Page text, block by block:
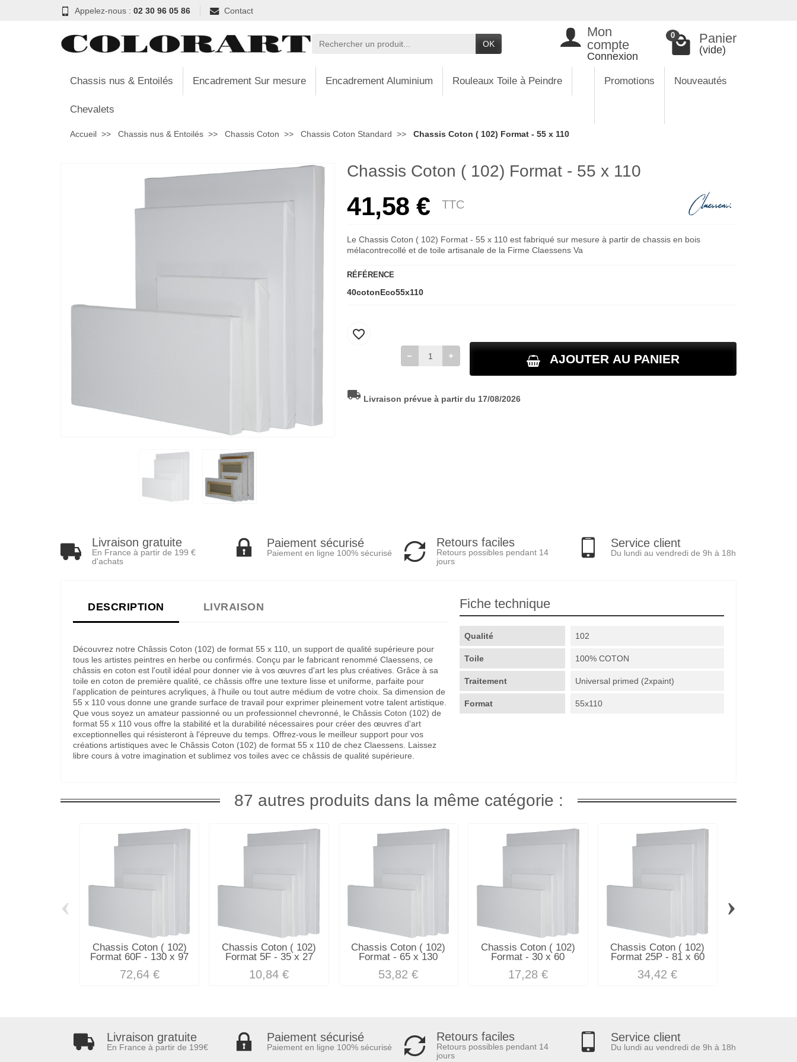
Appelez-nous : 02 30 96 05 86 Contact
OK
Mon
compte
Connexion
0 Panier
(vide)
Chassis nus & Entoilés Encadrement Sur mesure Encadrement Aluminium Rouleaux Toile à Peindre
Chevalets
Promotions Nouveautés
Accueil Chassis nus & Entoilés Chassis Coton Chassis Coton Standard Chassis Coton ( 102) Format - 55 x 110
Chassis Coton ( 102) Format - 55 x 110
41,58 € TTC
Le Chassis Coton ( 102) Format - 55 x 110 est fabriqué sur mesure à partir de chassis en bois
mélacontrecollé et de toile artisanale de la Firme Claessens Va
RÉFÉRENCE
40cotonEco55x110
AJOUTER AU PANIER
favorite_border
local_shipping Livraison prévue à partir du 17/08/2026
Livraison gratuite
En France à partir de 199 €
d'achats
Paiement sécurisé
Paiement en ligne 100% sécurisé
Retours faciles
Retours possibles pendant 14
jours
Service client
Du lundi au vendredi de 9h à 18h
DESCRIPTION LIVRAISON
Découvrez notre Châssis Coton (102) de format 55 x 110, un support de qualité supérieure pour
tous les artistes peintres en herbe ou confirmés. Conçu par le fabricant renommé Claessens, ce
châssis en coton est l'outil idéal pour donner vie à vos œuvres d'art les plus créatives. Grâce à sa
toile en coton de première qualité, ce châssis offre une texture lisse et uniforme, parfaite pour
l'application de peintures acryliques, à l'huile ou tout autre médium de votre choix. Sa dimension de
55 x 110 vous donne une grande surface de travail pour exprimer pleinement votre talent artistique.
Que vous soyez un amateur passionné ou un professionnel chevronné, le Châssis Coton (102) de
format 55 x 110 vous offre la stabilité et la durabilité nécessaires pour créer des œuvres d'art
exceptionnelles qui résisteront à l'épreuve du temps. Offrez-vous le meilleur support pour vos
créations artistiques avec le Châssis Coton (102) de format 55 x 110 de chez Claessens. Laissez
libre cours à votre imagination et sublimez vos toiles avec ce châssis de qualité supérieure.
Fiche technique
Qualité 102
Toile 100% COTON
Traitement Universal primed (2xpaint)
Format 55x110
87 autres produits dans la même catégorie :
Chassis Coton ( 102)
Format 60F - 130 x 97
72,64 €
Chassis Coton ( 102)
Format 5F - 35 x 27
10,84 €
Chassis Coton ( 102)
Format - 65 x 130
53,82 €
Chassis Coton ( 102)
Format - 30 x 60
17,28 €
Chassis Coton ( 102)
Format 25P - 81 x 60
34,42 €
‹ ›
Livraison gratuite
En France à partir de 199€
Paiement sécurisé
Paiement en ligne 100% sécurisé
Retours faciles
Retours possibles pendant 14
jours
Service client
Du lundi au vendredi de 9h à 18h